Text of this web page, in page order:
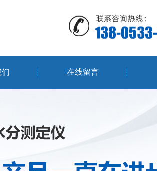
在线留言